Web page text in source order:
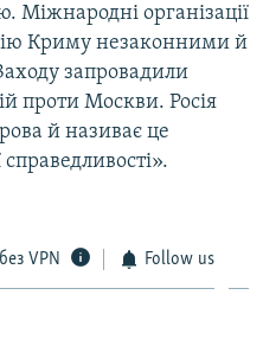
Міжнародні організації
Криму незаконними й
запровадили
проти Москви. Росія
й називає це
VPN Follow us